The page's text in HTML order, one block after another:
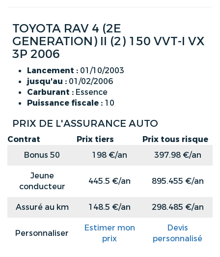
TOYOTA RAV 4 (2E
GENERATION) II (2) 150 VVT-I VX
3P 2006
Lancement : 01/10/2003
jusqu'au : 01/02/2006
Carburant : Essence
Puissance fiscale : 10
PRIX DE L'ASSURANCE AUTO
Contrat Prix tiers
Prix tous risque
Bonus 50
198 €/an
397.98 €/an
Jeune
conducteur
445.5 €/an 895.455 €/an
Assuré au km 148.5 €/an 298.485 €/an
Personnaliser
Estimer mon
prix
Devis
personnalisé